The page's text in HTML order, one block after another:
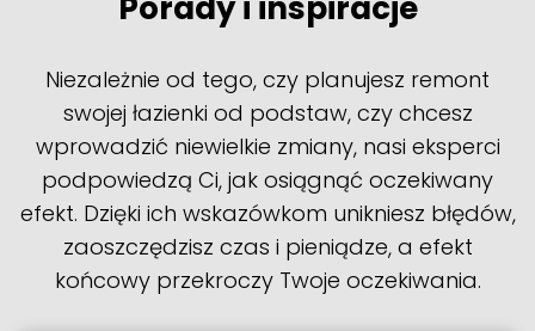
Niezależnie od tego, czy planujesz remont
swojej łazienki od podstaw, czy chcesz
wprowadzić niewielkie zmiany, nasi eksperci
podpowiedzą Ci, jak osiągnąć oczekiwany
efekt. Dzięki ich wskazówkom unikniesz błędów,
zaoszczędzisz czas i pieniądze, a efekt
końcowy przekroczy Twoje oczekiwania.